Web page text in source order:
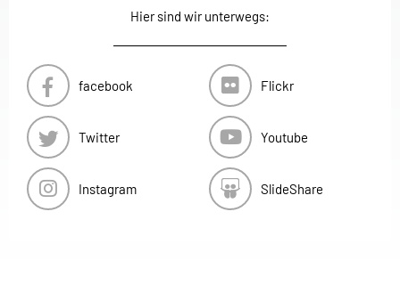
Hier sind wir unterwegs:
facebook
Twitter
Instagram
Flickr
Youtube
SlideShare